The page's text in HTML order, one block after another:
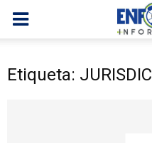
Etiqueta: